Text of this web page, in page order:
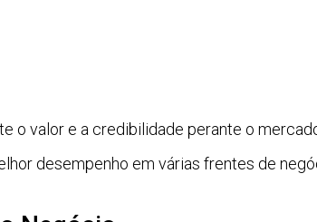
o valor e a credibilidade perante o
desempenho em várias frentes de